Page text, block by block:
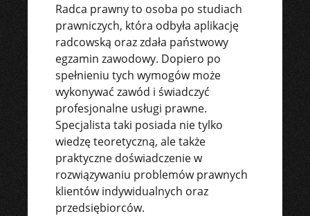
Radca prawny to osoba po studiach
prawniczych, która odbyła aplikację
radcowską oraz zdała państwowy
egzamin zawodowy. Dopiero po
spełnieniu tych wymogów może
wykonywać zawód i świadczyć
profesjonalne usługi prawne.
Specjalista taki posiada nie tylko
wiedzę teoretyczną, ale także
praktyczne doświadczenie w
rozwiązywaniu problemów prawnych
klientów indywidualnych oraz
przedsiębiorców.